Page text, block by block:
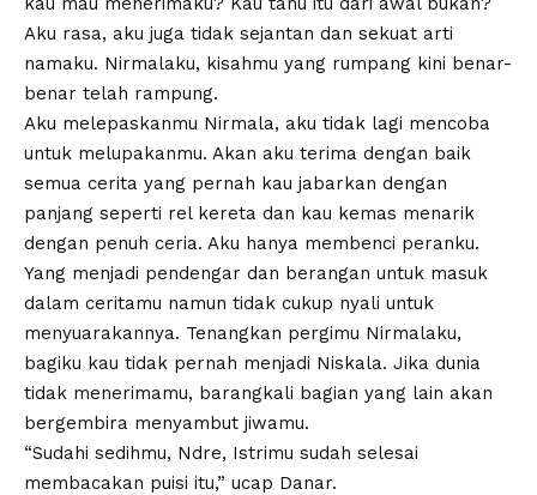
Aku rasa, aku juga tidak sejantan dan sekuat arti
namaku. Nirmalaku, kisahmu yang rumpang kini benar-
benar telah rampung.
Aku melepaskanmu Nirmala, aku tidak lagi mencoba
untuk melupakanmu. Akan aku terima dengan baik
semua cerita yang pernah kau jabarkan dengan
panjang seperti rel kereta dan kau kemas menarik
dengan penuh ceria. Aku hanya membenci peranku.
Yang menjadi pendengar dan berangan untuk masuk
dalam ceritamu namun tidak cukup nyali untuk
menyuarakannya. Tenangkan pergimu Nirmalaku,
bagiku kau tidak pernah menjadi Niskala. Jika dunia
tidak menerimamu, barangkali bagian yang lain akan
bergembira menyambut jiwamu.
“Sudahi sedihmu, Ndre, Istrimu sudah selesai
membacakan puisi itu,” ucap Danar.